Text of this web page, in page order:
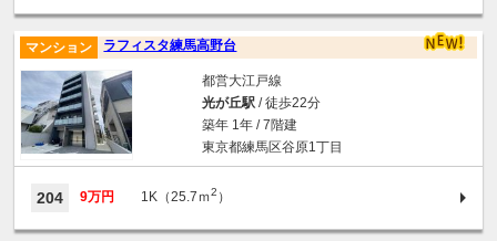
ラフィスタ練馬高野台
マンション
都営大江戸線
光が丘駅/ 徒歩22分
築年 1年 / 7階建
東京都練馬区谷原1丁目
204 9万円 1K（25.7ｍ2 ）